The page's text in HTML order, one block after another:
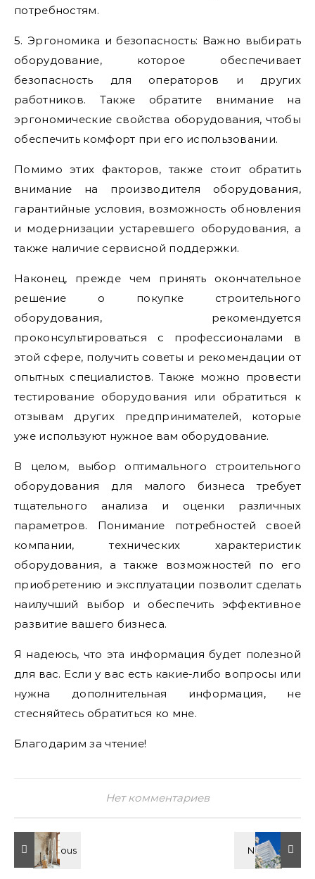
потребностям.
5. Эргономика и безопасность: Важно выбирать
оборудование, которое обеспечивает
безопасность для операторов и других
работников. Также обратите внимание на
эргономические свойства оборудования, чтобы
обеспечить комфорт при его использовании.
Помимо этих факторов, также стоит обратить
внимание на производителя оборудования,
гарантийные условия, возможность обновления
и модернизации устаревшего оборудования, а
также наличие сервисной поддержки.
Наконец, прежде чем принять окончательное
решение о покупке строительного
оборудования, рекомендуется
проконсультироваться с профессионалами в
этой сфере, получить советы и рекомендации от
опытных специалистов. Также можно провести
тестирование оборудования или обратиться к
отзывам других предпринимателей, которые
уже используют нужное вам оборудование.
В целом, выбор оптимального строительного
оборудования для малого бизнеса требует
тщательного анализа и оценки различных
параметров. Понимание потребностей своей
компании, технических характеристик
оборудования, а также возможностей по его
приобретению и эксплуатации позволит сделать
наилучший выбор и обеспечить эффективное
развитие вашего бизнеса.
Я надеюсь, что эта информация будет полезной
для вас. Если у вас есть какие-либо вопросы или
нужна дополнительная информация, не
стесняйтесь обратиться ко мне.
Благодарим за чтение!
Нет комментариев